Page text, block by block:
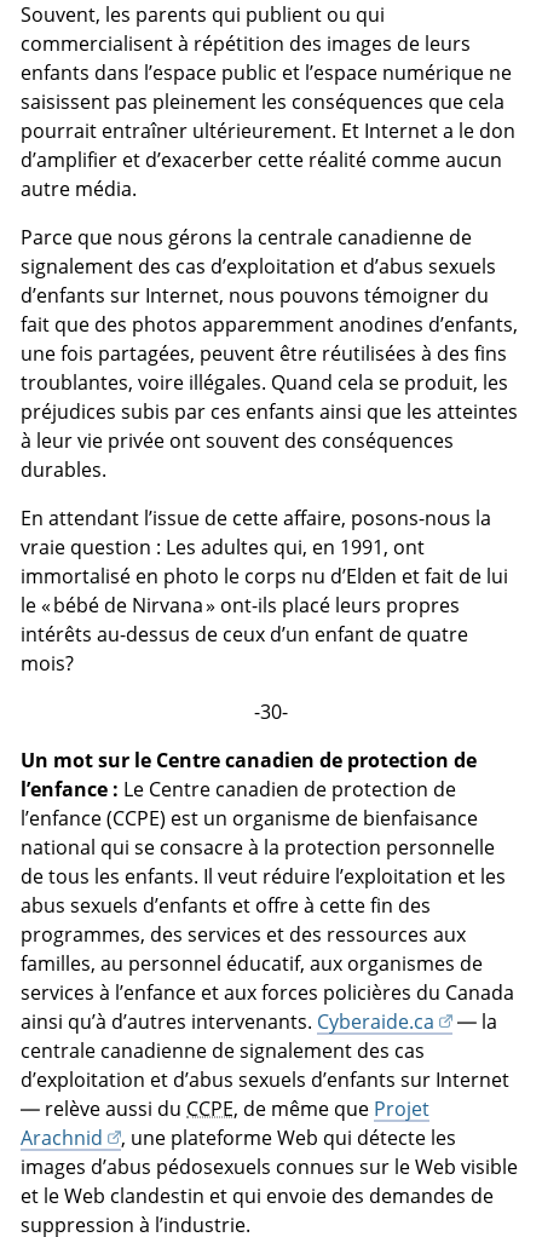
Souvent, les parents qui publient ou qui
commercialisent à répétition des images de leurs
enfants dans l’espace public et l’espace numérique ne
saisissent pas pleinement les conséquences que cela
pourrait entraîner ultérieurement. Et Internet a le don
d’amplifier et d’exacerber cette réalité comme aucun
autre média.
Parce que nous gérons la centrale canadienne de
signalement des cas d’exploitation et d’abus sexuels
d’enfants sur Internet, nous pouvons témoigner du
fait que des photos apparemment anodines d’enfants,
une fois partagées, peuvent être réutilisées à des fins
troublantes, voire illégales. Quand cela se produit, les
préjudices subis par ces enfants ainsi que les atteintes
à leur vie privée ont souvent des conséquences
durables.
En attendant l’issue de cette affaire, posons-nous la
vraie question : Les adultes qui, en 1991, ont
immortalisé en photo le corps nu d’Elden et fait de lui
le « bébé de Nirvana » ont-ils placé leurs propres
intérêts au-dessus de ceux d’un enfant de quatre
mois?
-30-
Un mot sur le Centre canadien de protection de
l’enfance : Le Centre canadien de protection de
l’enfance (CCPE) est un organisme de bienfaisance
national qui se consacre à la protection personnelle
de tous les enfants. Il veut réduire l’exploitation et les
abus sexuels d’enfants et offre à cette fin des
programmes, des services et des ressources aux
familles, au personnel éducatif, aux organismes de
services à l’enfance et aux forces policières du Canada
ainsi qu’à d’autres intervenants. Cyberaide.ca
— la
centrale canadienne de signalement des cas
d’exploitation et d’abus sexuels d’enfants sur Internet
— relève aussi du CCPE, de même que Projet
Arachnid
, une plateforme Web qui détecte les
images d’abus pédosexuels connues sur le Web visible
et le Web clandestin et qui envoie des demandes de
suppression à l’industrie.